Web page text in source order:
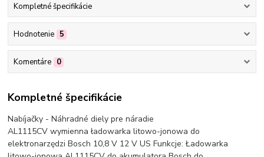
Kompletné špecifikácie
Hodnotenie 5
Komentáre 0
Kompletné špecifikácie
Nabíjačky - Náhradné diely pre náradie
AL1115CV wymienna ładowarka litowo-jonowa do
elektronarzędzi Bosch 10,8 V 12 V US Funkcje: Ładowarka